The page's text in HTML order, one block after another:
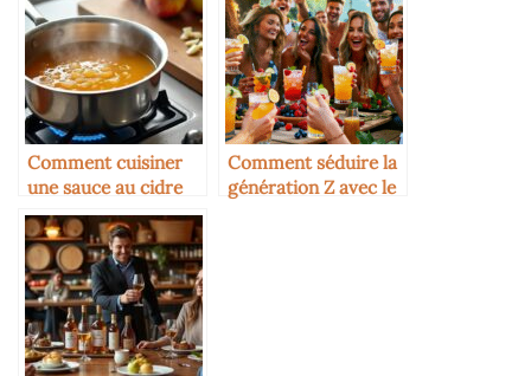
Comment cuisiner
une sauce au cidre
Comment séduire la
génération Z avec le